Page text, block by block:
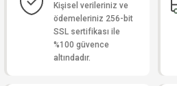
Kişisel verileriniz ve
ödemeleriniz 256-bit
SSL sertifikası ile
%100 güvence
altındadır.